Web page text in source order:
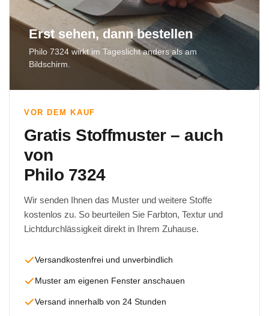
Erst sehen, dann bestellen
Philo 7324 wirkt im Tageslicht anders als am
Bildschirm.
VOR DEM KAUF
Gratis Stoffmuster – auch
von
Philo 7324
Wir senden Ihnen das Muster und weitere Stoffe
kostenlos zu. So beurteilen Sie Farbton, Textur und
Lichtdurchlässigkeit direkt in Ihrem Zuhause.
Versandkostenfrei und unverbindlich
Muster am eigenen Fenster anschauen
Versand innerhalb von 24 Stunden